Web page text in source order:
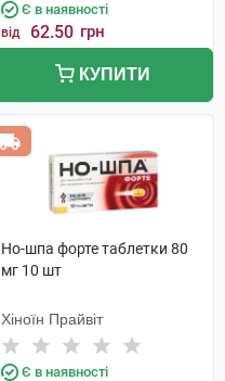
Є в наявності
від 62.50 грн
КУПИТИ
Но-шпа форте таблетки 80
мг 10 шт
Хіноїн Прайвіт
Є в наявності